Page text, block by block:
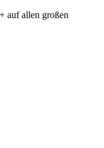
auf allen großen